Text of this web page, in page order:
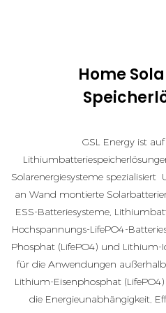
Home
GSL Energy ist
Solarenergiesysteme
an Wand montierte
ESS-Batteriesysteme,
Hochspannungs-LifePO4-
Phosphat (LifePO4) und
für die Anwendungen
Lithium-Eisenphosphat
die Energieunabhängigkeit,